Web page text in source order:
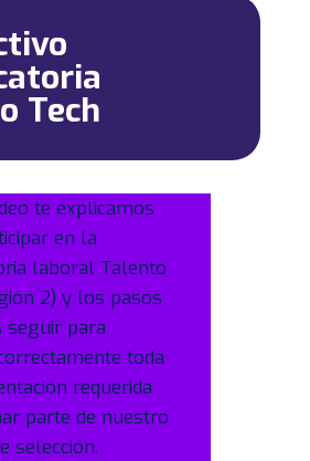
Tech
te explicamos
en la
laboral Talento
2) y los pasos
seguir para
toda
requerida
parte de nuestro
selección.